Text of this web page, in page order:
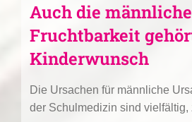
Auch die männliche
Fruchtbarkeit
Kinderwunsch
Die Ursachen für männliche
der Schulmedizin sind vielfältig,